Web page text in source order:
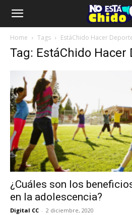
Home Tags EstáChido Hacer
Tag: EstáChido Hacer
¿Cuáles son los
en la adolescencia?
Digital CC - 2 diciembre, 2020